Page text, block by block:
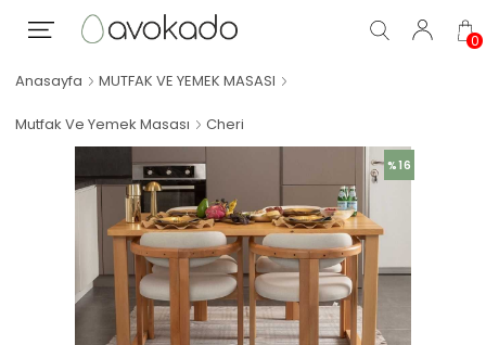
0
Anasayfa MUTFAK VE YEMEK MASASI
Mutfak Ve Yemek Masası Cheri
%16